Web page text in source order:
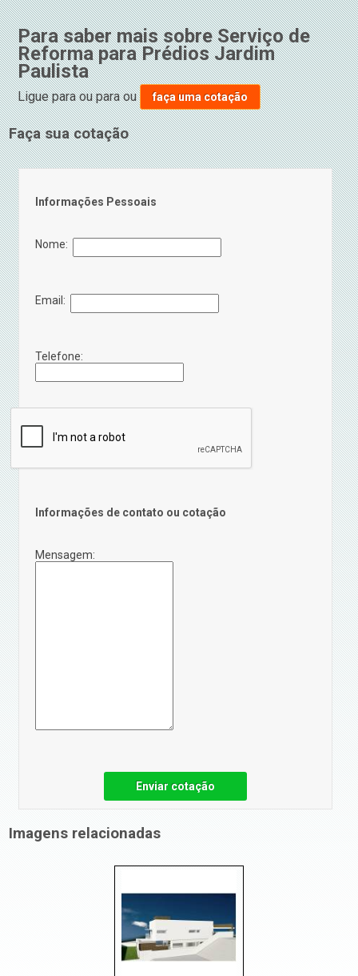
Para saber mais sobre Serviço de
Reforma para Prédios Jardim
Paulista
Ligue paraou paraou faça uma cotação
Faça sua cotação
Informações Pessoais
Nome:
Email:
Telefone:
Informações de contato ou cotação
Mensagem:
Enviar cotação
Imagens relacionadas